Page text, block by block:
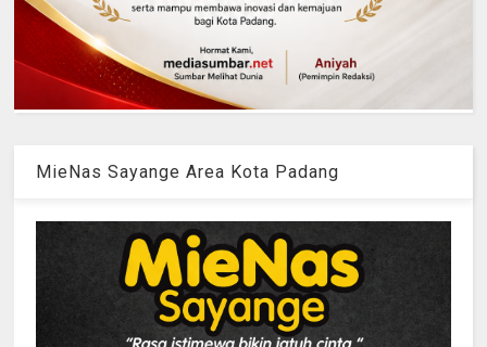
MieNas Sayange Area Kota Padang